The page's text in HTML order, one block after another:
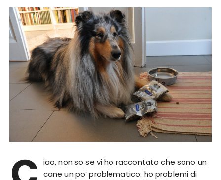
iao, non so se vi ho raccontato che sono un
cane un po’ problematico: ho problemi di